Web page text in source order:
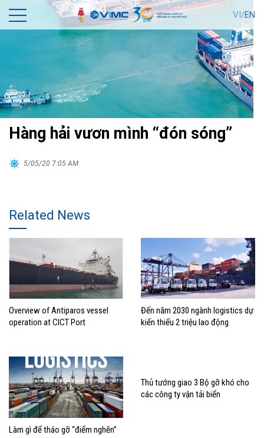
VI/EN
Hàng hải vươn mình “đón sóng”
5/05/20 7:05 AM
Related News
Overview of Antiparos vessel
operation at CICT Port
Đến năm 2030 ngành logistics dự
kiến thiếu 2 triệu lao động
Làm gì để tháo gỡ “điểm nghẽn”
Thủ tướng giao 3 Bộ gỡ khó cho
các công ty vận tải biển